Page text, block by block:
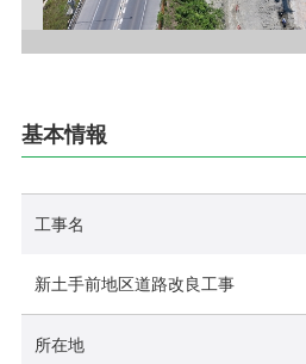
ご利用規約
サイトマップ
基本情報
工事名
新土手前地区道路改良工事
所在地